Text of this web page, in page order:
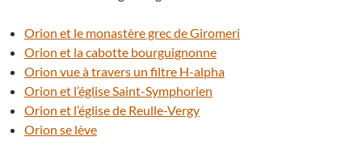
Orion et le monastère grec de Giromeri
Orion et la cabotte bourguignonne
Orion vue à travers un filtre H-alpha
Orion et l’église Saint-Symphorien
Orion et l’église de Reulle-Vergy
Orion se lève